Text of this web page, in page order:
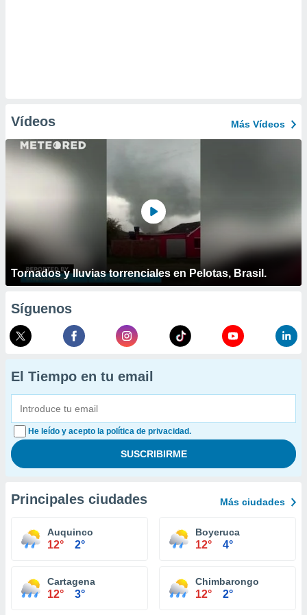
Vídeos Más Vídeos
Tornados y lluvias torrenciales en Pelotas, Brasil.
Síguenos
El Tiempo en tu email
He leído y acepto la política de privacidad.
Principales ciudades Más ciudades
Auquinco
12° 2°
Boyeruca
12° 4°
Cartagena
12° 3°
Chimbarongo
12° 2°